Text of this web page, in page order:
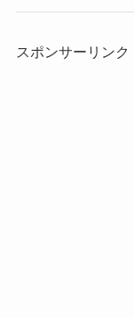
スポンサーリンク